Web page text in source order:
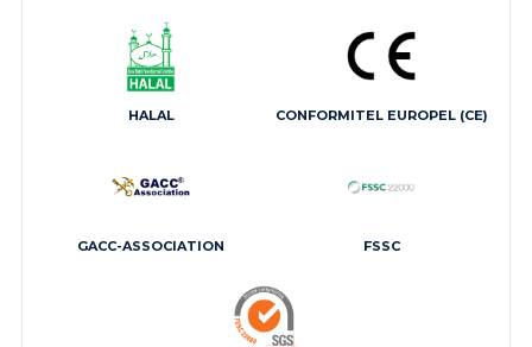
HALAL CONFORMITEL EUROPEL (CE)
GACC-ASSOCIATION FSSC